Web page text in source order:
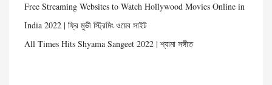
Free Streaming Websites to Watch Hollywood Movies Online in
India 2022 | ফ্রি মুভী স্ট্রিমিং ওয়েব সাইট
All Times Hits Shyama Sangeet 2022 | শ্যামা সঙ্গীত